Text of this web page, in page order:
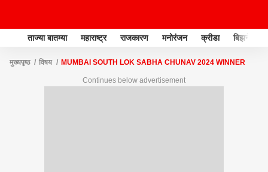
ताज्या बातम्या महाराष्ट्र राजकारण मनोरंजन क्रीडा बिझनेस
मुख्यपृष्ठ विषय MUMBAI SOUTH LOK SABHA CHUNAV 2024 WINNER
Continues below advertisement